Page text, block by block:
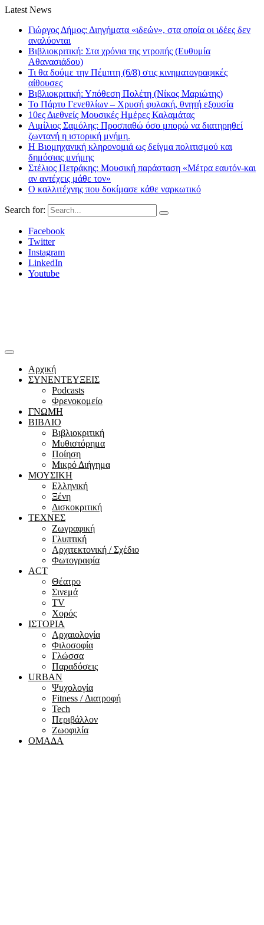
Latest News
Γιώργος Δήμος: Διηγήματα «ιδεών», στα οποία οι ιδέες δεν
αναλύονται
Βιβλιοκριτική: Στα χρόνια της ντροπής (Ευθυμία
Αθανασιάδου)
Τι θα δούμε την Πέμπτη (6/8) στις κινηματογραφικές
αίθουσες
Βιβλιοκριτική: Υπόθεση Πολέτη (Νίκος Μαριώτης)
Το Πάρτυ Γενεθλίων – Χρυσή φυλακή, θνητή εξουσία
10ες Διεθνείς Μουσικές Ημέρες Καλαμάτας
Αιμίλιος Σαμόλης: Προσπαθώ όσο μπορώ να διατηρηθεί
ζωντανή η ιστορική μνήμη.
Η Βιομηχανική κληρονομιά ως δείγμα πολιτισμού και
δημόσιας μνήμης
Στέλιος Πετράκης: Μουσική παράσταση «Μέτρα εαυτόν-και
αν αντέχεις μάθε τον»
Ο καλλιτέχνης που δοκίμασε κάθε ναρκωτικό
Search for:
Facebook
Twitter
Instagram
LinkedIn
Youtube
Αρχική
ΣΥΝΕΝΤΕΥΞΕΙΣ
Podcasts
Φρενοκομείο
ΓΝΩΜΗ
ΒΙΒΛΙΟ
Βιβλιοκριτική
Μυθιστόρημα
Ποίηση
Μικρό Διήγημα
ΜΟΥΣΙΚΗ
Ελληνική
Ξένη
Δισκοκριτική
ΤΕΧΝΕΣ
Ζωγραφική
Γλυπτική
Αρχιτεκτονική / Σχέδιο
Φωτογραφία
ACT
Θέατρο
Σινεμά
ΤV
Χορός
ΙΣΤΟΡΙΑ
Αρχαιολογία
Φιλοσοφία
Γλώσσα
Παραδόσεις
URBAN
Ψυχολογία
Fitness / Διατροφή
Tech
Περιβάλλον
Ζωοφιλία
ΟΜΑΔΑ